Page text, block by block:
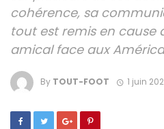
cohérence, sa
tout est remis en cause
amical face aux
By TOUT-FOOT 1 juin